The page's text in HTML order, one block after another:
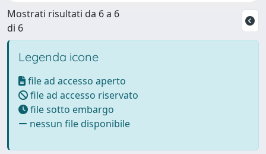
Mostrati risultati da 6 a 6
di 6
Legenda icone
file ad accesso aperto
file ad accesso riservato
file sotto embargo
nessun file disponibile